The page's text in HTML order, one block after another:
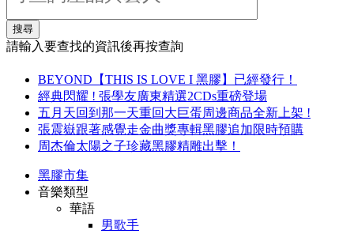
搜尋
請輸入要查找的資訊後再按查詢
BEYOND【THIS IS LOVE I 黑膠】已經發行！
經典閃耀 ! 張學友廣東精選2CDs重磅登場
五月天回到那一天重回大巨蛋周邊商品全新上架 !
張震嶽跟著感覺走金曲獎專輯黑膠追加限時預購
周杰倫太陽之子珍藏黑膠精雕出擊！
黑膠市集
音樂類型
華語
男歌手